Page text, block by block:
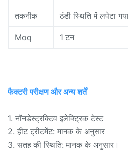
तकनीक ठंडी स्थिति में लपेटा गया
Moq 1 टन
फैक्टरी परीक्षण और अन्य शर्तें
1. नॉनडेस्ट्रक्टिव इलेक्ट्रिक टेस्ट
2. हीट ट्रीटमेंट: मानक के अनुसार
3. सतह की स्थिति: मानक के अनुसार।